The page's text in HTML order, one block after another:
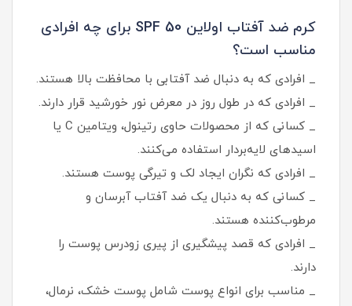
کرم ضد آفتاب اولاین SPF 50 برای چه افرادی
مناسب است؟
_ افرادی که به دنبال ضد آفتابی با محافظت بالا هستند.
_ افرادی که در طول روز در معرض نور خورشید قرار دارند.
_ کسانی که از محصولات حاوی رتینول، ویتامین C یا
اسیدهای لایه‌بردار استفاده می‌کنند.
_ افرادی که نگران ایجاد لک و تیرگی پوست هستند.
_ کسانی که به دنبال یک ضد آفتاب آبرسان و
مرطوب‌کننده هستند.
_ افرادی که قصد پیشگیری از پیری زودرس پوست را
دارند.
_ مناسب برای انواع پوست شامل پوست خشک، نرمال،